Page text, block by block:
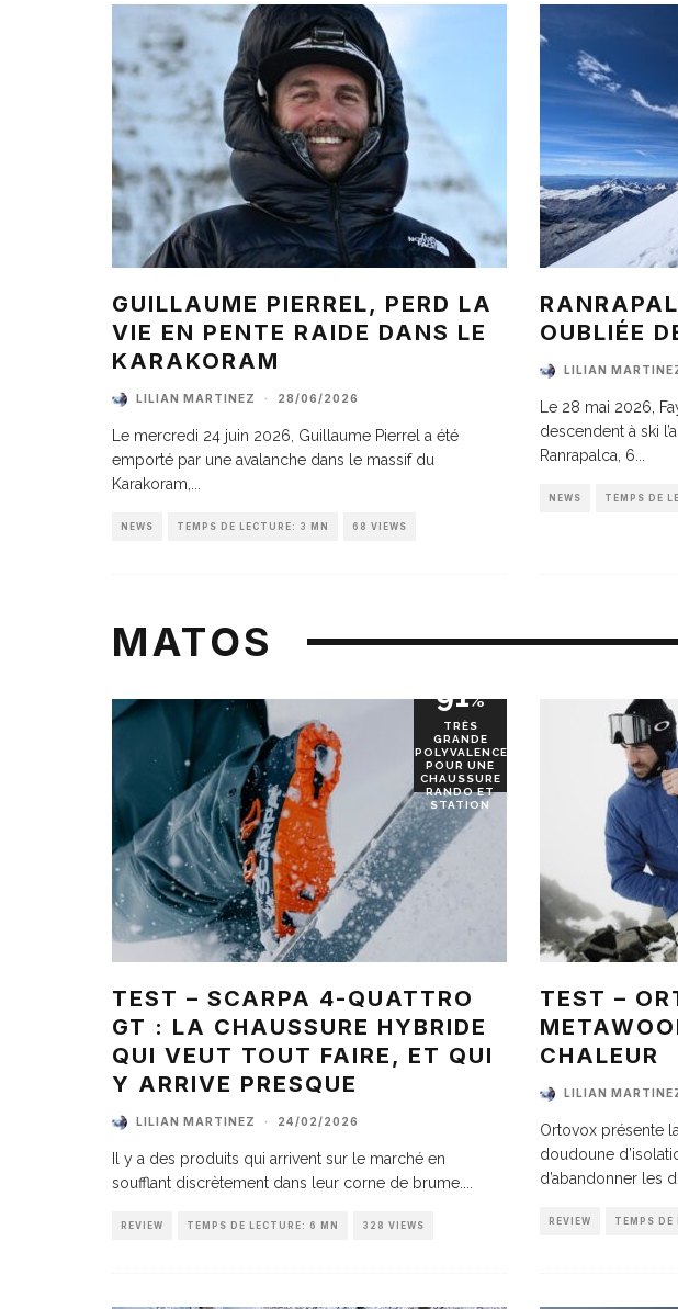
GUILLAUME PIERREL, PERD LA
VIE EN PENTE RAIDE DANS LE
KARAKORAM
LILIAN MARTINEZ · 28/06/2026
Le mercredi 24 juin 2026, Guillaume Pierrel a été
emporté par une avalanche dans le massif du
Karakoram,
NEWS TEMPS DE LECTURE: 3 MN 68 VIEWS
OUBLIÉE
LILIAN
Le 28 mai 2026,
descendent à ski
Ranrapalca, 6
NEWS TEMPS DE
MATOS
91%
TRÈS
GRANDE
POLYVALENCE
POUR UNE
CHAUSSURE
RANDO ET
STATION
TEST – SCARPA 4-QUATTRO
GT : LA CHAUSSURE HYBRIDE
QUI VEUT TOUT FAIRE, ET QUI
Y ARRIVE PRESQUE
LILIAN MARTINEZ · 24/02/2026
Il y a des produits qui arrivent sur le marché en
soufflant discrètement dans leur corne de brume.
REVIEW TEMPS DE LECTURE: 6 MN 328 VIEWS
TEST –
CHALEUR
LILIAN
Ortovox présente
doudoune
d’abandonner les
REVIEW TEMPS DE